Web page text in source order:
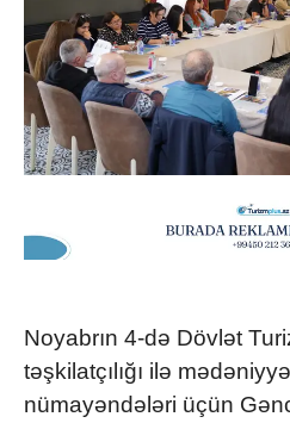
Noyabrın 4-də Dövlət
təşkilatçılığı ilə
nümayəndələri üçün